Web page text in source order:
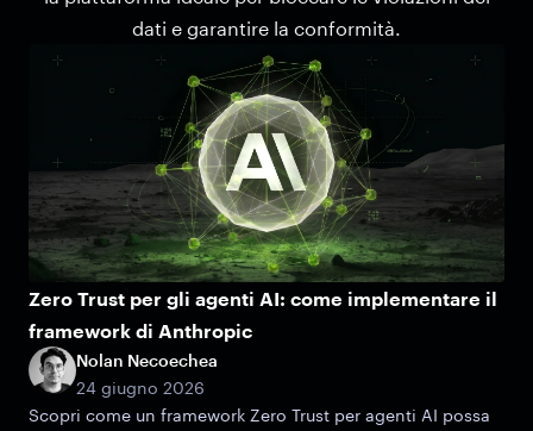
dati e garantire la conformità.
Zero Trust per gli agenti AI: come implementare il
framework di Anthropic
Nolan Necoechea
24 giugno 2026
Scopri come un framework Zero Trust per agenti AI possa